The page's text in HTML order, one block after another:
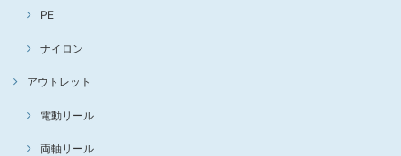
PE
ナイロン
アウトレット
電動リール
両軸リール